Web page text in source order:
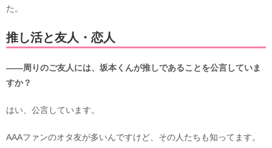
た。
推し活と友人・恋人
――周りのご友人には、坂本くんが推しであることを公言していま
すか？
はい、公言しています。
AAAファンのオタ友が多いんですけど、その人たちも知ってます。